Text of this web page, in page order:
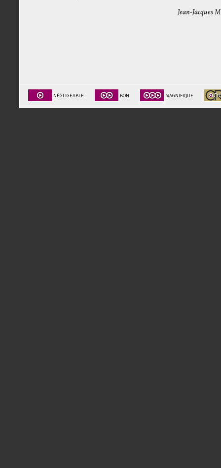
Jean-Jacques
NÉGLIGEABLE BON MAGNIFIQUE